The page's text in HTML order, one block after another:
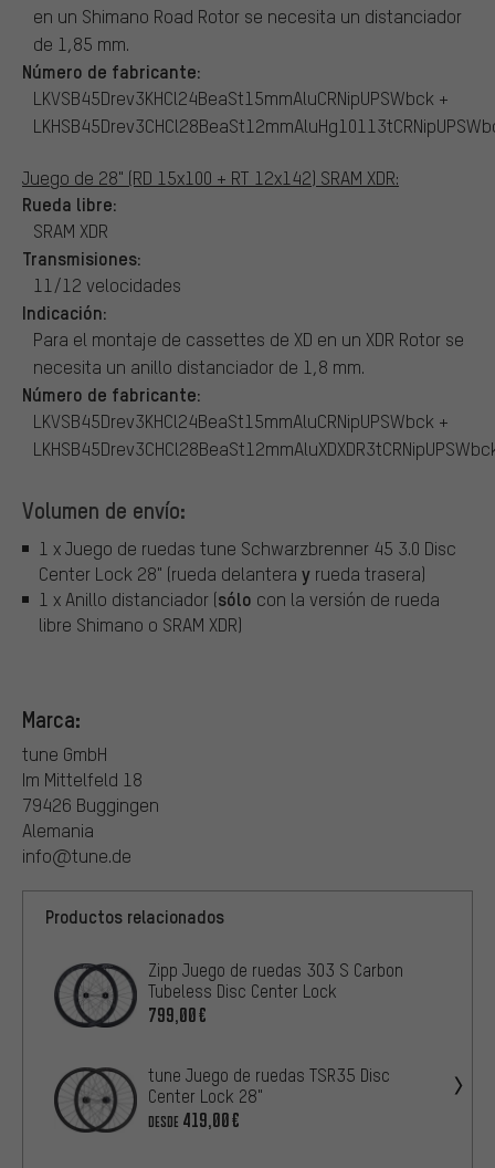
en un Shimano Road Rotor se necesita un distanciador
de 1,85 mm.
Número de fabricante:
LKVSB45Drev3KHCl24BeaSt15mmAluCRNipUPSWbck +
Juego de 28" (RD 15x100 + RT 12x142) SRAM XDR:
Rueda libre:
SRAM XDR
Transmisiones:
11/12 velocidades
Indicación:
Para el montaje de cassettes de XD en un XDR Rotor se
necesita un anillo distanciador de 1,8 mm.
Número de fabricante:
LKVSB45Drev3KHCl24BeaSt15mmAluCRNipUPSWbck +
Volumen de envío:
1 x Juego de ruedas tune Schwarzbrenner 45 3.0 Disc
Center Lock 28" (rueda delantera y rueda trasera)
1 x Anillo distanciador (sólo con la versión de rueda
libre Shimano o SRAM XDR)
Marca:
tune GmbH
Im Mittelfeld 18
79426 Buggingen
Alemania
info@tune.de
Productos relacionados
Zipp Juego de ruedas 303 S Carbon
Tubeless Disc Center Lock
799,00€
tune Juego de ruedas TSR35 Disc
Center Lock 28"
DESDE 419,00€